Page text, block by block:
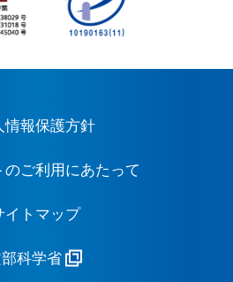
情報保護方針
のご利用にあたって
イトマップ
科学省